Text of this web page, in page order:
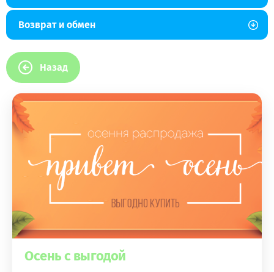
Возврат и обмен
Назад
Осень с выгодой